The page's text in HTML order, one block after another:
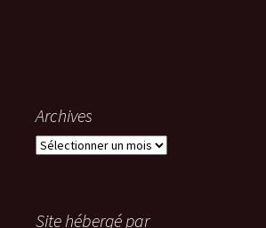
Archives
Archives
Site hébergé par